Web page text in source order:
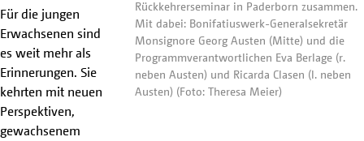
Rückkehrerseminar in Paderborn zusammen.
Mit dabei: Bonifatiuswerk-Generalsekretär
Monsignore Georg Austen (Mitte) und die
Programmverantwortlichen Eva Berlage (r.
neben Austen) und Ricarda Clasen (l. neben
Austen) (Foto: Theresa Meier)
Für die jungen
Erwachsenen sind
es weit mehr als
Erinnerungen. Sie
kehrten mit neuen
Perspektiven,
gewachsenem